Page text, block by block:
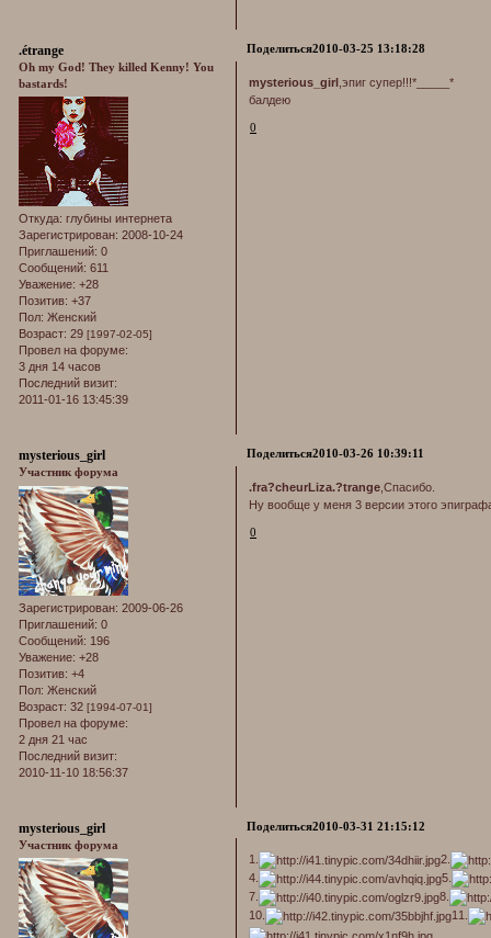
Поделиться2010-03-25 13:18:28
.étrange
Oh my God! They killed Kenny! You
bastards!
Откуда: глубины интернета
Зарегистрирован: 2008-10-24
Приглашений: 0
Сообщений: 611
Уважение: +28
Позитив: +37
Пол: Женский
Возраст: 29 [1997-02-05]
Провел на форуме:
3 дня 14 часов
Последний визит:
2011-01-16 13:45:39
mysterious_girl ,эпиг супер!!!*_____*
балдею
0
Поделиться2010-03-26 10:39:11
mysterious_girl
Участник форума
Зарегистрирован: 2009-06-26
Приглашений: 0
Сообщений: 196
Уважение: +28
Позитив: +4
Пол: Женский
Возраст: 32 [1994-07-01]
Провел на форуме:
2 дня 21 час
Последний визит:
2010-11-10 18:56:37
.fra?cheurLiza.?trange ,Спасибо.
Ну вообще у меня 3 версии этого
0
Поделиться2010-03-31 21:15:12
mysterious_girl
Участник форума
1.
2.
4.
5.
7.
8.
10.
11.